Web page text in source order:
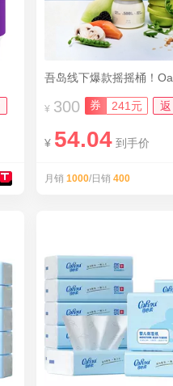
¥ 300 券 241元
¥ 54.04 到手价
月销 1000/日销 400